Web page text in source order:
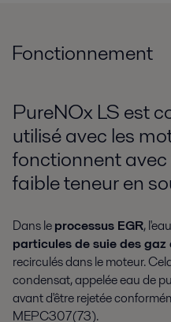
Fonctionnement
PureNOx LS est
utilisé avec les
fonctionnent
faible teneur en
Dans leprocessus EGR,
particules de suie des
recirculés dans le moteur.
condensat, appelée eau de
avant d'être rejetée
MEPC307(73).